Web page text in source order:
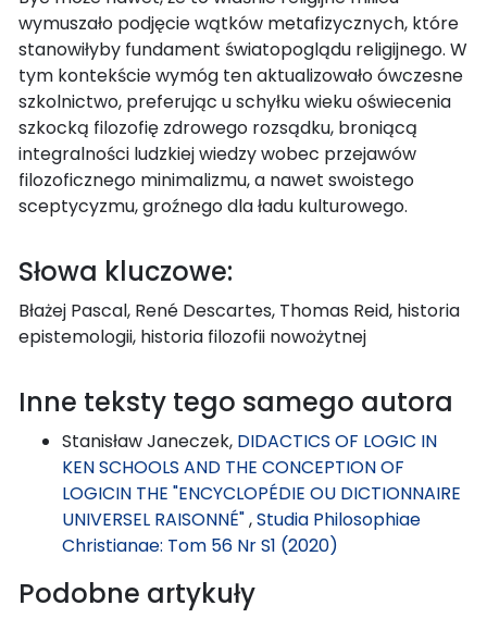
wymuszało podjęcie wątków metafizycznych, które
stanowiłyby fundament światopoglądu religijnego. W
tym kontekście wymóg ten aktualizowało ówczesne
szkolnictwo, preferując u schyłku wieku oświecenia
szkocką filozofię zdrowego rozsądku, broniącą
integralności ludzkiej wiedzy wobec przejawów
filozoficznego minimalizmu, a nawet swoistego
sceptycyzmu, groźnego dla ładu kulturowego.
Słowa kluczowe:
Błażej Pascal, René Descartes, Thomas Reid, historia
epistemologii, historia filozofii nowożytnej
Inne teksty tego samego autora
Stanisław Janeczek, DIDACTICS OF LOGIC IN
KEN SCHOOLS AND THE CONCEPTION OF
LOGICIN THE "ENCYCLOPÉDIE OU DICTIONNAIRE
UNIVERSEL RAISONNÉ",Studia Philosophiae
Christianae: Tom 56 Nr S1 (2020)
Podobne artykuły